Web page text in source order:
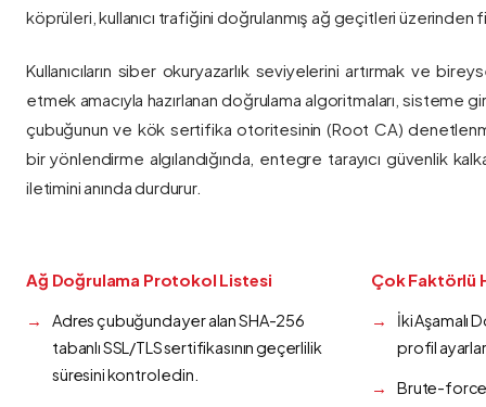
köprüleri, kullanıcı trafiğini doğrulanmış ağ geçitleri üzerinden
Kullanıcıların siber okuryazarlık seviyelerini artırmak ve
etmek amacıyla hazırlanan doğrulama algoritmaları, sisteme
çubuğunun ve kök sertifika otoritesinin (Root CA)
bir yönlendirme algılandığında, entegre tarayıcı güvenlik
iletimini anında durdurur.
Ağ Doğrulama Protokol Listesi
Adres çubuğunda yer alan SHA-256
tabanlı SSL/TLS sertifikasının geçerlilik
süresini kontrol edin.
Çok Faktörlü
İki Aşamalı
profil
Brute-force